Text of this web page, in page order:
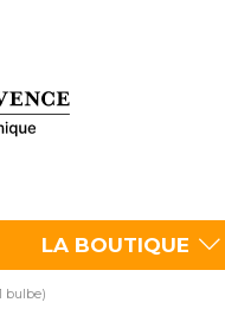
LA BOUTIQUE
bulbe)